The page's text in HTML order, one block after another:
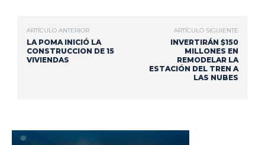
ARTÍCULO ANTERIOR
LA POMA INICIÓ LA
CONSTRUCCION DE 15
VIVIENDAS
ARTÍCULO SIGUIENTE
INVERTIRÁN $150
MILLONES EN
REMODELAR LA
ESTACIÓN DEL TREN A
LAS NUBES